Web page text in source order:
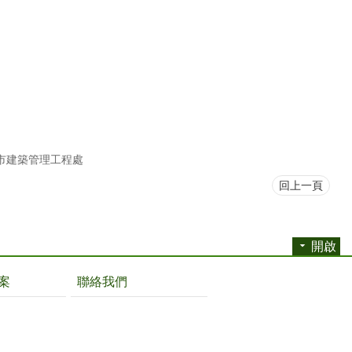
建築管理工程處
回上一頁
開啟
聯絡我們